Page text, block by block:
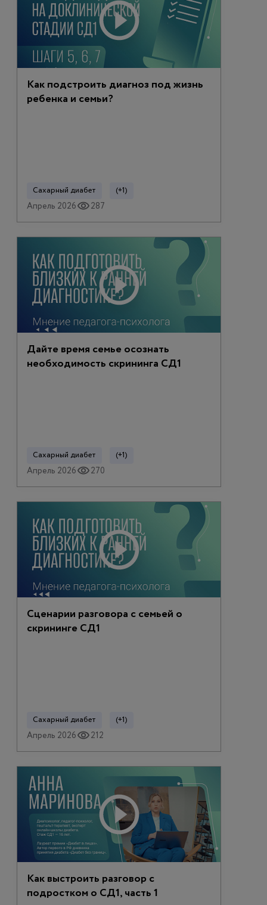
Как подстроить диагноз под жизнь
ребенка и семьи?
Сахарный диабет (+1)
Апрель 2026 287
Дайте время семье осознать
необходимость скрининга СД1
Сахарный диабет (+1)
Апрель 2026 270
Сценарии разговора с семьей о
скрининге СД1
Сахарный диабет (+1)
Апрель 2026 212
Как выстроить разговор с
подростком о СД1, часть 1